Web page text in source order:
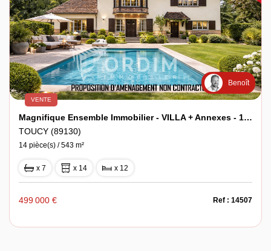
Benoît
VENTE
Magnifique Ensemble Immobilier - VILLA + Annexes - 1h30 De PARIS !
TOUCY (89130)
14 pièce(s) / 543 m²
x 7 x 14 x 12
499 000 € Ref : 14507